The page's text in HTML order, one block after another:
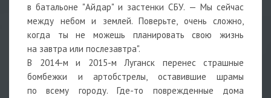
в батальоне "Айдар" и застенки СБУ. — Мы сейчас
между небом и землей. Поверьте, очень сложно,
когда ты не можешь планировать свою жизнь
на завтра или послезавтра".
В 2014-м и 2015-м Луганск перенес страшные
бомбежки и артобстрелы, оставившие шрамы
по всему городу. Где-то поврежденные дома